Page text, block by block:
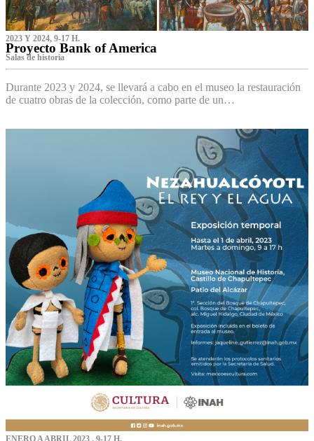
2023 Y 2024, 9-17 H.
Proyecto Bank of America
S‌alas de historia
Durante 2023 y 2024, se llevará a cabo en el museo la restauración
de cuatro obras de la colección, como parte de un…